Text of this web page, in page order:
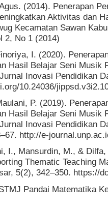
(2014). Penerapan
Aktivitas dan
Kecamatan Sawan
2, No 1 (2014)
I. (2020).
Hasil Belajar Seni Musik
Inovasi Pendidikan
10.24036/
P. (2019).
Hasil Belajar Seni Musik
Inovasi Pendidikan
http://e-
I., Mansurdin, M., &
Thematic Teaching
5(2), 342–350. https://
Pandai Matematika